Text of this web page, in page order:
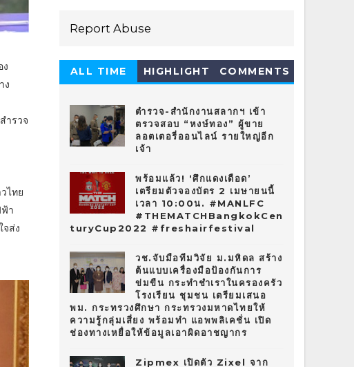
ง
ำรวจ
ไทย
า
ส่ง
Report Abuse
ALL TIME
HIGHLIGHT COMMENTS
ตำรวจ-สำนักงานสลากฯ เข้า
ตรวจสอบ “หงษ์ทอง” ผู้ขาย
ลอตเตอรี่ออนไลน์ รายใหญ่อีก
เจ้า
พร้อมแล้ว! ‘ศึกแดงเดือด’
เตรียมตัวจองบัตร 2 เมษายนนี้
เวลา 10:00น. #MANLFC
#THEMATCHBangkokCen
turyCup2022 #freshairfestival
วช.จับมือทีมวิจัย ม.มหิดล สร้าง
ต้นแบบเครื่องมือป้องกันการ
ข่มขืน กระทำชำเราในครองครัว
โรงเรียน ชุมชน เตรียมเสนอ
พม. กระทรวงศึกษา กระทรวงมหาดไทยให้
ความรู้กลุ่มเสี่ยง พร้อมทำ แอพพลิเคชั่น เปิด
ช่องทางเหยื่อให้ข้อมูลเอาผิดอาชญากร
Zipmex เปิดตัว Zixel จาก